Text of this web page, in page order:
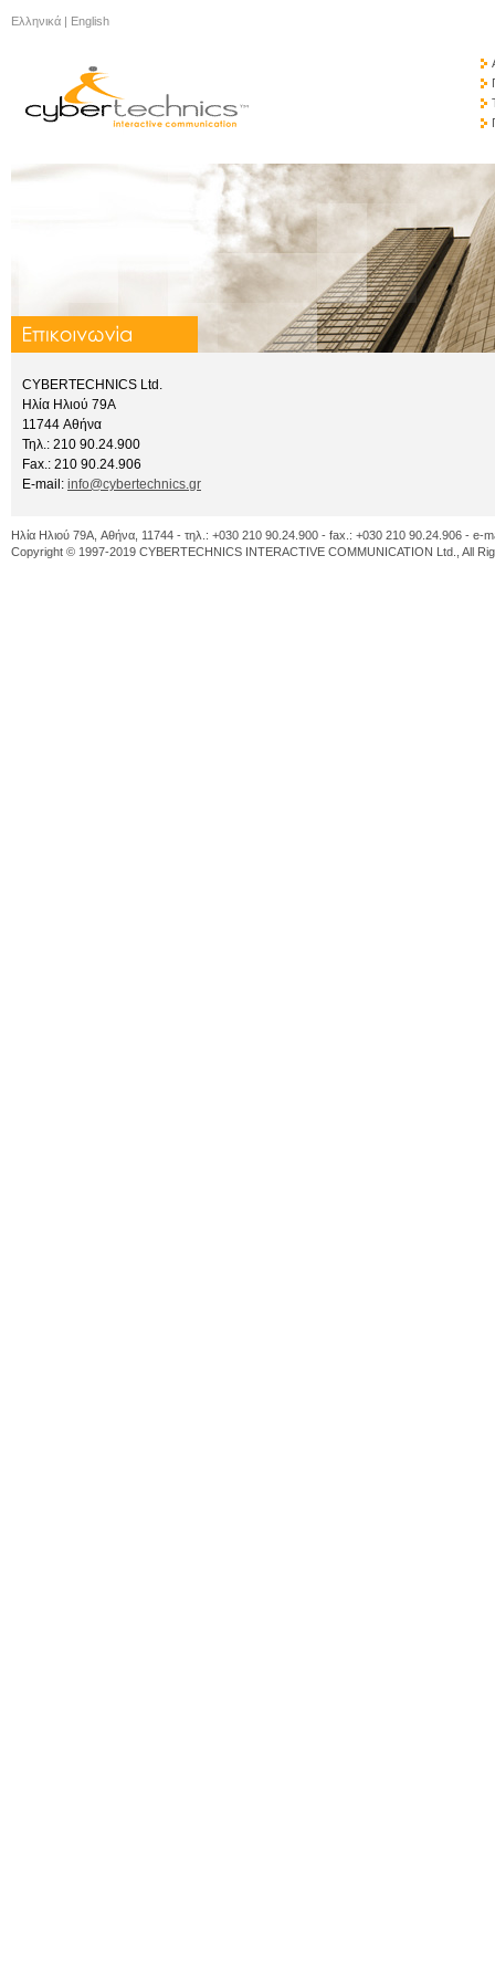
Ελληνικά | English
CYBERTECHNICS Ltd.
Ηλία Ηλιού 79A
11744 Αθήνα
Τηλ.: 210 90.24.900
Fax.: 210 90.24.906
E-mail: info@cybertechnics.gr
Ηλία Ηλιού 79A, Αθήνα, 11744 - τηλ.: +030 210 90.24.900 - fax.: +030 210 90.24.906 - e-
Copyright © 1997-2019 CYBERTECHNICS INTERACTIVE COMMUNICATION Ltd., All